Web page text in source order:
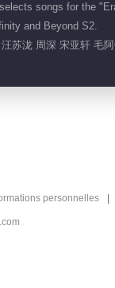
songs for the
and Beyond S2.
苏泷 周深 宋亚轩 毛
personnelles